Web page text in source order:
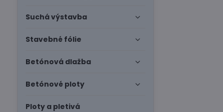
Suchá výstavba
Stavebné fólie
Betónová dlažba
Betónové ploty
Ploty a pletivá